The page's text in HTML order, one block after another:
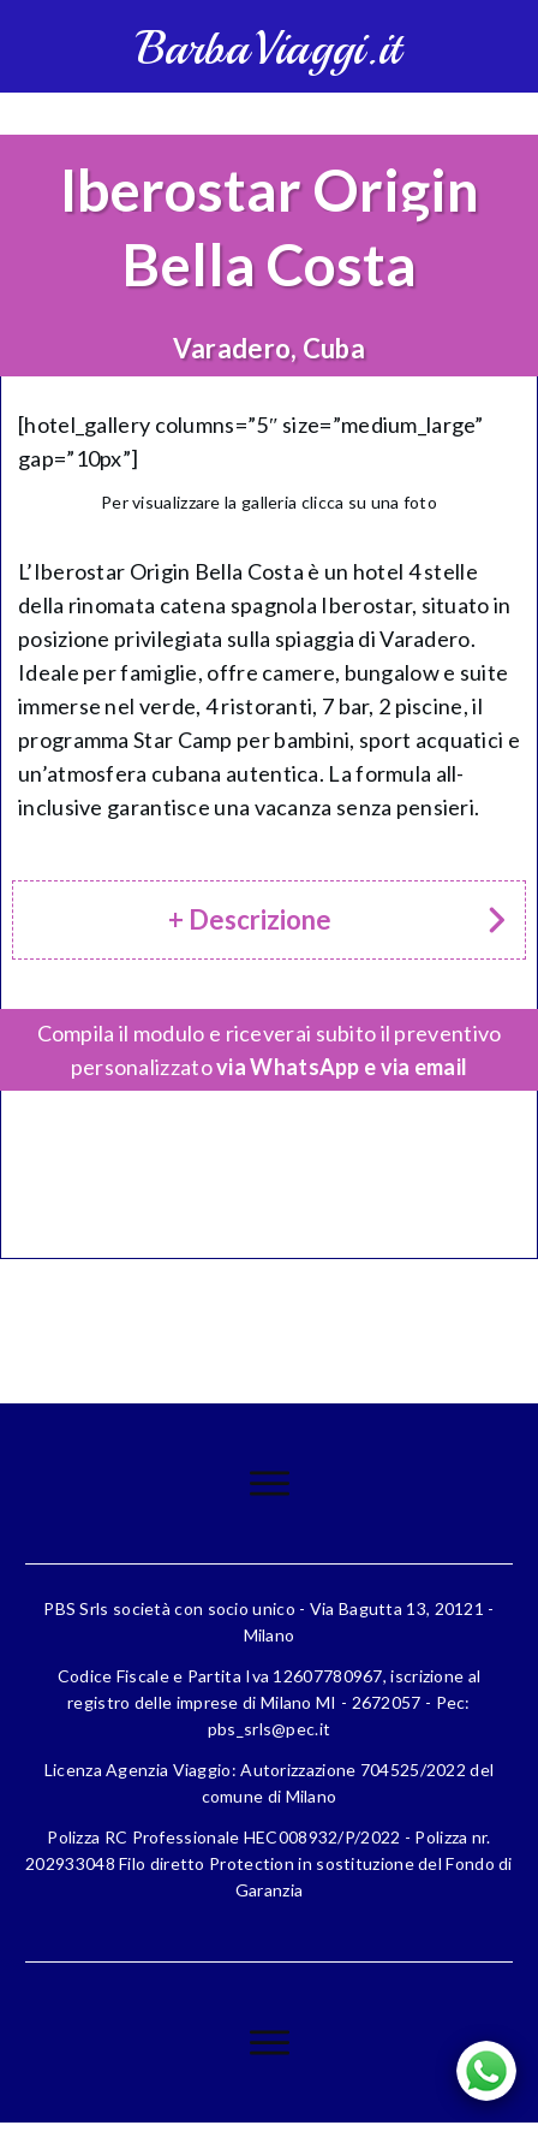
BarbaViaggi.it
Iberostar Origin
Bella Costa
Varadero, Cuba
[hotel_gallery columns=”5″ size=”medium_large”
gap=”10px”]
Per visualizzare la galleria clicca su una foto
L’Iberostar Origin Bella Costa è un hotel 4 stelle
della rinomata catena spagnola Iberostar, situato in
posizione privilegiata sulla spiaggia di Varadero.
Ideale per famiglie, offre camere, bungalow e suite
immerse nel verde, 4 ristoranti, 7 bar, 2 piscine, il
programma Star Camp per bambini, sport acquatici e
un’atmosfera cubana autentica. La formula all-
inclusive garantisce una vacanza senza pensieri.
+ Descrizione
Compila il modulo e riceverai subito il preventivo
personalizzatovia WhatsApp e via email
PBS Srls società con socio unico - Via Bagutta 13, 20121 -
Milano
Codice Fiscale e Partita Iva 12607780967, iscrizione al
registro delle imprese di Milano MI - 2672057 - Pec:
pbs_srls@pec.it
Licenza Agenzia Viaggio: Autorizzazione 704525/2022 del
comune di Milano
Polizza RC Professionale HEC008932/P/2022 - Polizza nr.
202933048 Filo diretto Protection in sostituzione del Fondo di
Garanzia